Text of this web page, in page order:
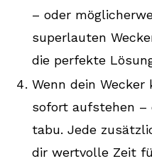
– oder
superlauten
die perfekte
Wenn dein
sofort aufstehen –
tabu. Jede
dir wertvolle Zeit